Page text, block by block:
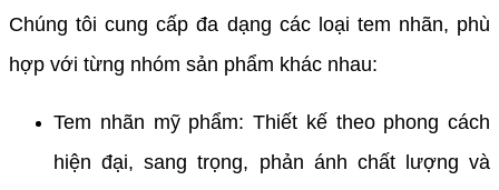
Chúng tôi cung cấp đa dạng các loại tem nhãn, phù
hợp với từng nhóm sản phẩm khác nhau:
Tem nhãn mỹ phẩm: Thiết kế theo phong cách
hiện đại, sang trọng, phản ánh chất lượng và